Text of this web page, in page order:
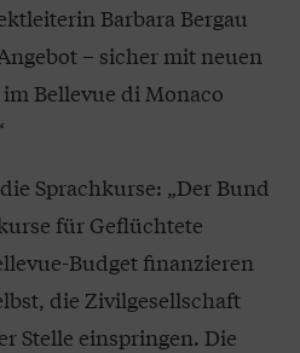
Barbara Bergau
– sicher mit neuen
Bellevue di Monaco
Sprachkurse: „Der Bund
für Geflüchtete
Budget finanzieren
die Zivilgesellschaft
Stelle einspringen. Die